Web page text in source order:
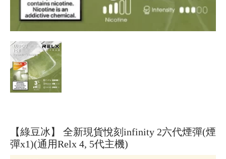
【綠豆冰】 全新現貨悅刻infinity 2六代煙彈(煙
彈x1)(通用Relx 4, 5代主機)